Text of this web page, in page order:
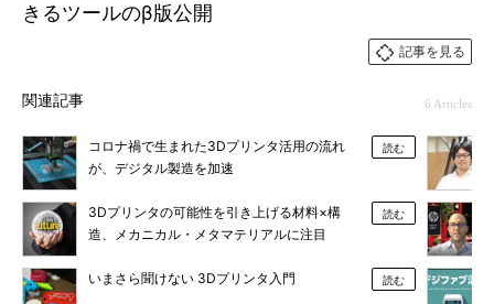
きるツールのβ版公開
記事を見る
関連記事 6 Articles
コロナ禍で生まれた3Dプリンタ活用の流れ
が、デジタル製造を加速
読む
3Dプリンタの可能性を引き上げる材料×構
造、メカニカル・メタマテリアルに注目
読む
いまさら聞けない 3Dプリンタ入門 読む